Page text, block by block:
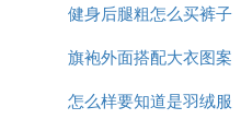
健身后腿粗怎么买裤子
旗袍外面搭配大衣图案
怎么样要知道是羽绒服